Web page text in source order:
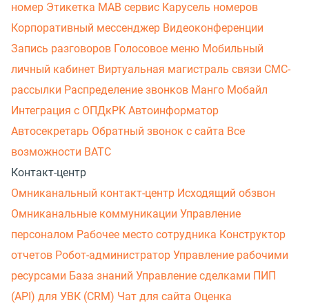
номер Этикетка МАВ сервис Карусель номеров
Корпоративный мессенджер Видеоконференции
Запись разговоров Голосовое меню Мобильный
личный кабинет Виртуальная магистраль связи СМС-
рассылки Распределение звонков Манго Мобайл
Интеграция с ОПДкРК Автоинформатор
Автосекретарь Обратный звонок с сайта Все
возможности ВАТС
Контакт-центр
Омниканальный контакт-центр Исходящий обзвон
Омниканальные коммуникации Управление
персоналом Рабочее место сотрудника Конструктор
отчетов Робот-администратор Управление рабочими
ресурсами База знаний Управление сделками ПИП
(API) для УВК (CRM) Чат для сайта Оценка